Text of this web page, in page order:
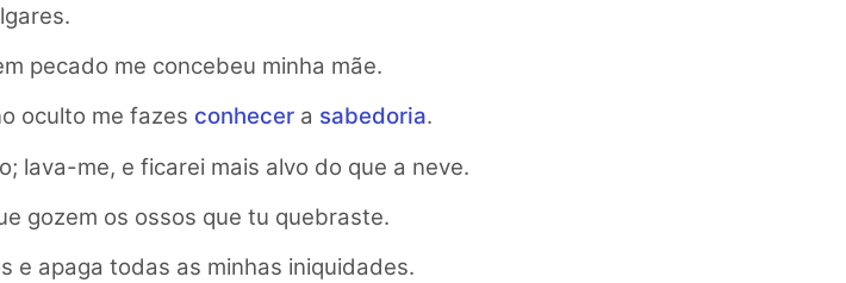
pecado me concebeu minha mãe.
oculto me fazes conhecer a sabedoria.
lava-me, e ficarei mais alvo do que a neve.
gozem os ossos que tu quebraste.
e apaga todas as minhas iniquidades.